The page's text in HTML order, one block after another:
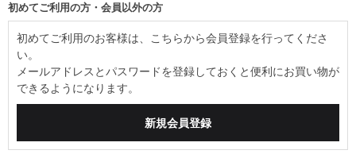
初めてご利用の方・会員以外の方
初めてご利用のお客様は、こちらから会員登録を行ってくださ
い。
メールアドレスとパスワードを登録しておくと便利にお買い物が
できるようになります。